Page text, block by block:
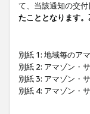
て、当該通知の交付
たこととなります
別紙 1: 地域毎のア
別紙 2: アマゾン・
別紙 3: アマゾン・
別紙 4: アマゾン・